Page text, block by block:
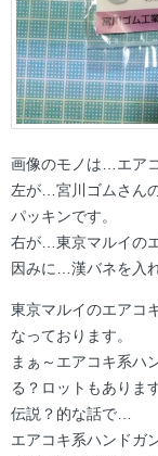
画像のモノは…エア
左が…宮川ゴムさん
パッキンです。
右が…東京マルイの
因みに…漢バネを入
東京マルイのエアコ
なっております。
まぁ～エアコキ系
る？ロットもあります
伝説？的な話で…
エアコキ系ハンド